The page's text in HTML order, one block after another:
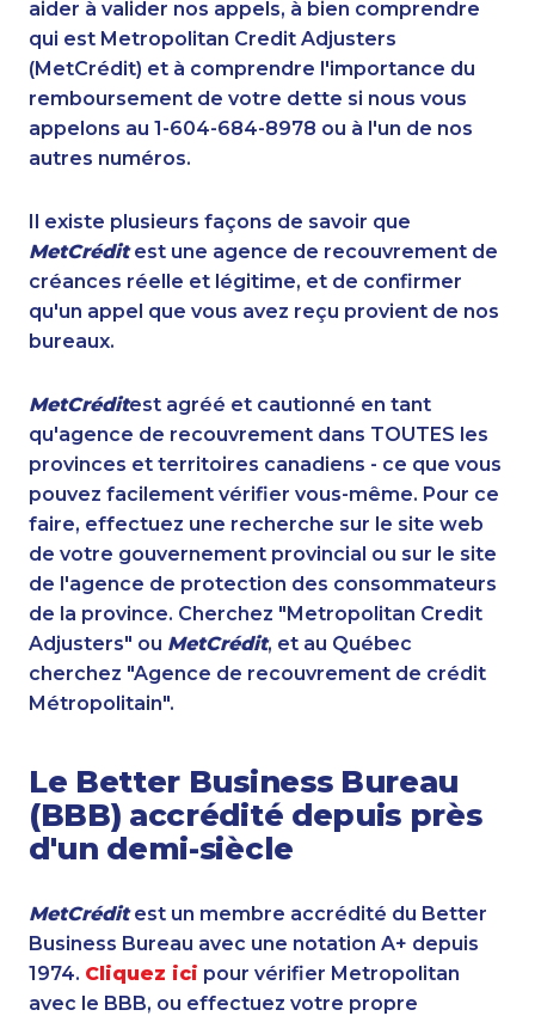
aider à valider nos appels, à bien comprendre
qui est Metropolitan Credit Adjusters
(MetCrédit) et à comprendre l'importance du
remboursement de votre dette si nous vous
appelons au 1-604-684-8978 ou à l'un de nos
autres numéros.
Il existe plusieurs façons de savoir que
MetCréditest une agence de recouvrement de
créances réelle et légitime, et de confirmer
qu'un appel que vous avez reçu provient de nos
bureaux.
MetCréditest agréé et cautionné en tant
qu'agence de recouvrement dans TOUTES les
provinces et territoires canadiens - ce que vous
pouvez facilement vérifier vous-même. Pour ce
faire, effectuez une recherche sur le site web
de votre gouvernement provincial ou sur le site
de l'agence de protection des consommateurs
de la province. Cherchez "Metropolitan Credit
Adjusters" ou MetCrédit, et au Québec
cherchez "Agence de recouvrement de crédit
Métropolitain".
Le Better Business Bureau
(BBB) accrédité depuis près
d'un demi-siècle
MetCréditest un membre accrédité du Better
Business Bureau avec une notation A+ depuis
1974. Cliquez ici pour vérifier Metropolitan
avec le BBB, ou effectuez votre propre